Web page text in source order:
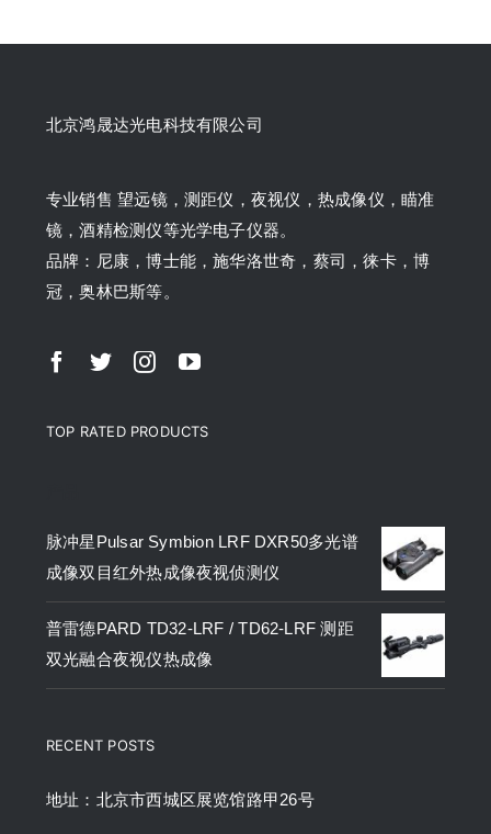
北京鸿晟达光电科技有限公司
专业销售 望远镜，测距仪，夜视仪，热成像仪，瞄准
镜，酒精检测仪等光学电子仪器。
品牌：尼康，博士能，施华洛世奇，蔡司，徕卡，博
冠，奥林巴斯等。
TOP RATED PRODUCTS
脉冲星Pulsar Symbion LRF DXR50多光谱
成像双目红外热成像夜视侦测仪
普雷德PARD TD32-LRF / TD62-LRF 测距
双光融合夜视仪热成像
RECENT POSTS
地址：北京市西城区展览馆路甲26号